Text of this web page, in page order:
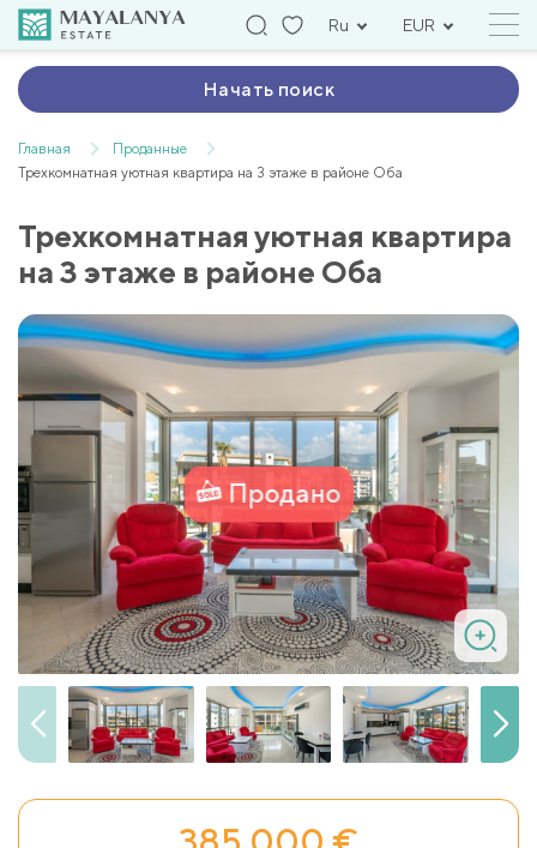
Ru EUR
Начать поиск
Главная
Проданные
Трехкомнатная уютная квартира на 3 этаже в районе Оба
Трехкомнатная уютная квартира
на 3 этаже в районе Оба
Продано